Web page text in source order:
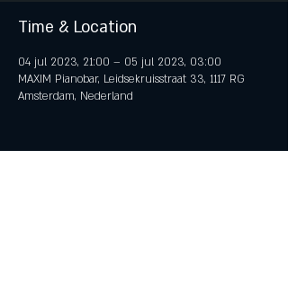
Time & Location
04 jul 2023, 21:00 – 05 jul 2023, 03:00
MAXIM Pianobar, Leidsekruisstraat 33, 1117 RG
Amsterdam, Nederland